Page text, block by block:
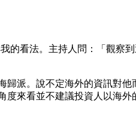
的看法。主持人問：「觀察
派。說不定海外的資訊對
來看並不建議投資人以海外